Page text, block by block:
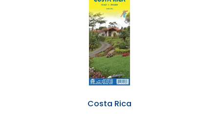
Costa Rica